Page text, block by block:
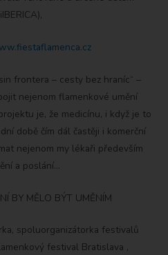
frontera – cesty bez hraníc“ –
nejenom flamenkové umění
je, že medicínu, i když je to
době čím dál častěji i komerční
nejenom my lékaři především
a poslání…
BY MĚLO BÝT UMĚNÍM
spoluorganizátorka festivalů
festival Bratislava ,